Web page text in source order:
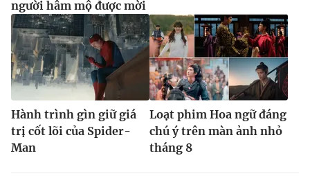
người hâm mộ được mời
Hành trình gìn giữ giá
trị cốt lõi của Spider-
Man
Loạt phim Hoa ngữ đáng
chú ý trên màn ảnh nhỏ
tháng 8